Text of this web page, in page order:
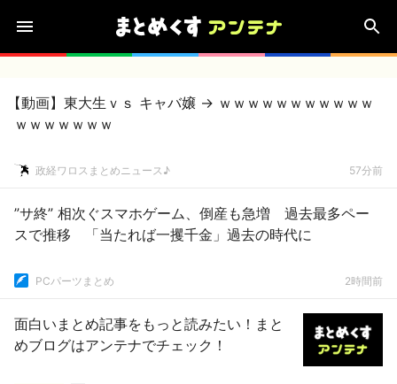
【動画】東大生ｖｓ キャバ嬢 → ｗｗｗｗｗｗｗｗｗｗｗ
ｗｗｗｗｗｗｗ
政経ワロスまとめニュース♪ 57分前
”サ終” 相次ぐスマホゲーム、倒産も急増 過去最多ペー
スで推移 「当たれば一攫千金」過去の時代に
PCパーツまとめ 2時間前
面白いまとめ記事をもっと読みたい！まと
めブログはアンテナでチェック！